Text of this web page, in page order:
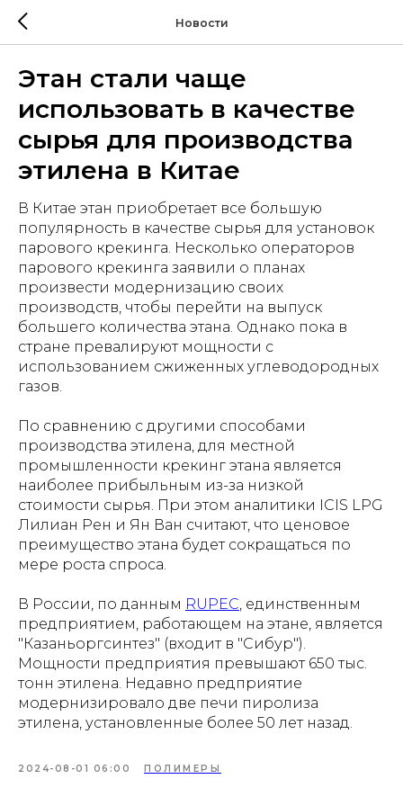
Новости
Этан стали чаще
использовать в качестве
сырья для производства
этилена в Китае
В Китае этан приобретает все большую
популярность в качестве сырья для установок
парового крекинга. Несколько операторов
парового крекинга заявили о планах
произвести модернизацию своих
производств, чтобы перейти на выпуск
большего количества этана. Однако пока в
стране превалируют мощности с
использованием сжиженных углеводородных
газов.
По сравнению с другими способами
производства этилена, для местной
промышленности крекинг этана является
наиболее прибыльным из-за низкой
стоимости сырья. При этом аналитики ICIS LPG
Лилиан Рен и Ян Ван считают, что ценовое
преимущество этана будет сокращаться по
мере роста спроса.
В России, по данным RUPEC, единственным
предприятием, работающем на этане, является
"Казаньоргсинтез" (входит в "Сибур").
Мощности предприятия превышают 650 тыс.
тонн этилена. Недавно предприятие
модернизировало две печи пиролиза
этилена, установленные более 50 лет назад.
2024-08-01 06:00 ПОЛИМЕРЫ